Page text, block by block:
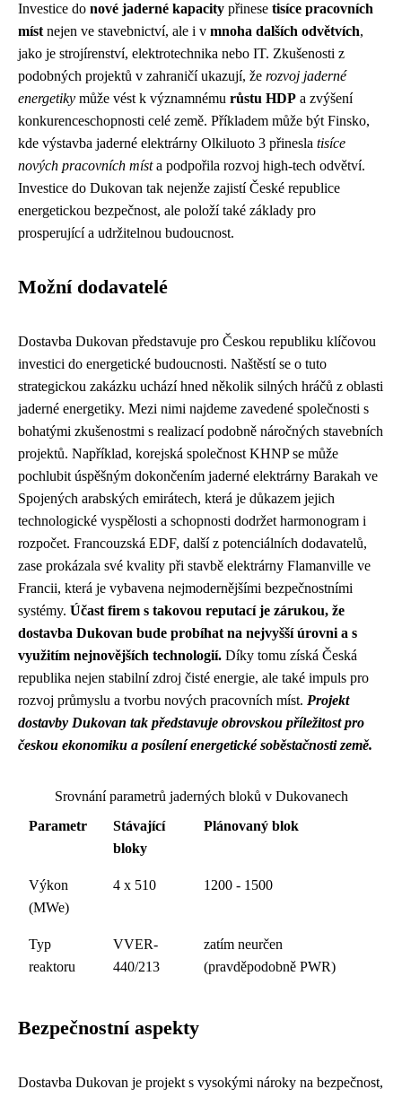
Investice do nové jaderné kapacity přinese tisíce pracovních
míst nejen ve stavebnictví, ale i v mnoha dalších odvětvích,
jako je strojírenství, elektrotechnika nebo IT. Zkušenosti z
podobných projektů v zahraničí ukazují, že rozvoj jaderné
energetiky může vést k významnému růstu HDP a zvýšení
konkurenceschopnosti celé země. Příkladem může být Finsko,
kde výstavba jaderné elektrárny Olkiluoto 3 přinesla tisíce
nových pracovních místa podpořila rozvoj high-tech odvětví.
Investice do Dukovan tak nejenže zajistí České republice
energetickou bezpečnost, ale položí také základy pro
prosperující a udržitelnou budoucnost.
Možní dodavatelé
Dostavba Dukovan představuje pro Českou republiku klíčovou
investici do energetické budoucnosti. Naštěstí se o tuto
strategickou zakázku uchází hned několik silných hráčů z oblasti
jaderné energetiky. Mezi nimi najdeme zavedené společnosti s
bohatými zkušenostmi s realizací podobně náročných stavebních
projektů. Například, korejská společnost KHNP se může
pochlubit úspěšným dokončením jaderné elektrárny Barakah ve
Spojených arabských emirátech, která je důkazem jejich
technologické vyspělosti a schopnosti dodržet harmonogram i
rozpočet. Francouzská EDF, další z potenciálních dodavatelů,
zase prokázala své kvality při stavbě elektrárny Flamanville ve
Francii, která je vybavena nejmodernějšími bezpečnostními
systémy. Účast firem s takovou reputací je zárukou, že
dostavba Dukovan bude probíhat na nejvyšší úrovni a s
využitím nejnovějších technologií. Díky tomu získá Česká
republika nejen stabilní zdroj čisté energie, ale také impuls pro
rozvoj průmyslu a tvorbu nových pracovních míst. Projekt
dostavby Dukovan tak představuje obrovskou příležitost pro
českou ekonomiku a posílení energetické soběstačnosti země.
Srovnání parametrů jaderných bloků v Dukovanech
Parametr
Stávající
bloky
Plánovaný blok
Výkon
(MWe)
4 x 510 1200 - 1500
Typ
reaktoru
VVER-
440/213
zatím neurčen
(pravděpodobně PWR)
Bezpečnostní aspekty
Dostavba Dukovan je projekt s vysokými nároky na bezpečnost,